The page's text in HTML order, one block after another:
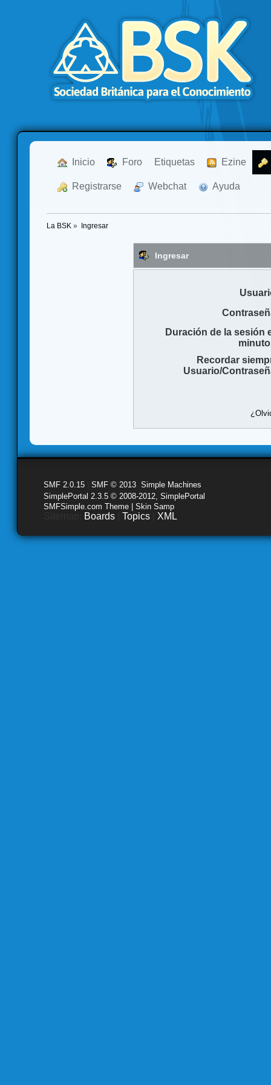
Inicio Foro Etiquetas Ezine
Registrarse Webchat Ayuda
La BSK » Ingresar
Ingresar
Duración de la sesión
Recordar
Usuario/
SMF 2.0.15 SMF © 2013 Simple Machines
SimplePortal 2.3.5 © 2008-2012, SimplePortal
SMFSimple.com Theme | Skin Samp
Boards Topics XML